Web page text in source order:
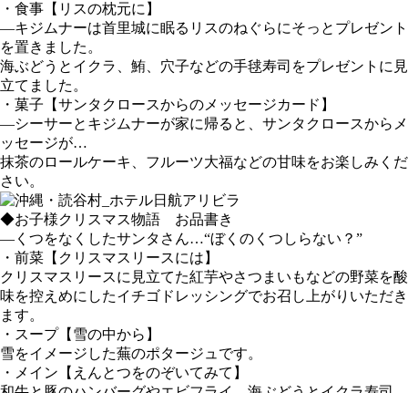
・食事【リスの枕元に】
―キジムナーは首里城に眠るリスのねぐらにそっとプレゼント
を置きました。
海ぶどうとイクラ、鮪、穴子などの手毬寿司をプレゼントに見
立てました。
・菓子【サンタクロースからのメッセージカード】
―シーサーとキジムナーが家に帰ると、サンタクロースからメ
ッセージが…
抹茶のロールケーキ、フルーツ大福などの甘味をお楽しみくだ
さい。
◆お子様クリスマス物語 お品書き
―くつをなくしたサンタさん…“ぼくのくつしらない？”
・前菜【クリスマスリースには】
クリスマスリースに見立てた紅芋やさつまいもなどの野菜を酸
味を控えめにしたイチゴドレッシングでお召し上がりいただき
ます。
・スープ【雪の中から】
雪をイメージした蕪のポタージュです。
・メイン【えんとつをのぞいてみて】